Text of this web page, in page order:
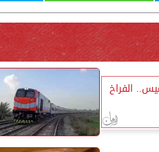
الفراخ